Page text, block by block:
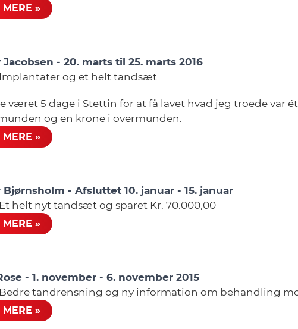
»
Jacobsen - 20. marts til 25. marts 2016
Implantater og et helt tandsæt
været 5 dage i Stettin for at få lavet hvad jeg troede var
og en krone i overmunden.
»
Bjørnsholm - Afsluttet 10. januar - 15. januar
helt nyt tandsæt og sparet Kr. 70.000,00
»
- 1. november - 6. november 2015
Bedre tandrensning og ny information om behandling
»